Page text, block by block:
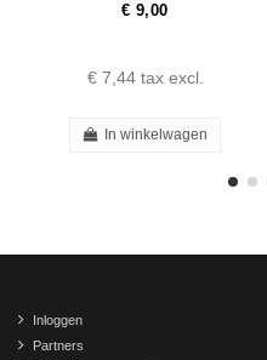
€ 9,00
€ 7,44 tax excl.
In winkelwagen
Inloggen
Partners